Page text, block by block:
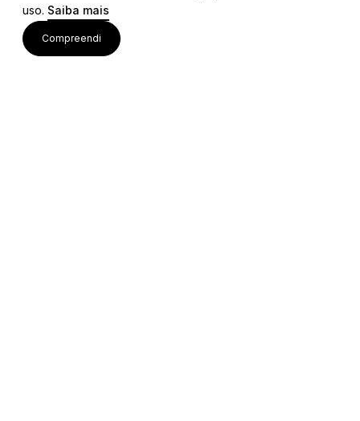
uso. Saiba mais
Compreendi
Links
Ligações Úteis
Contactos